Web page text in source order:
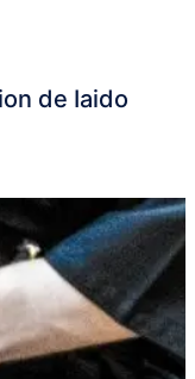
de Iaido